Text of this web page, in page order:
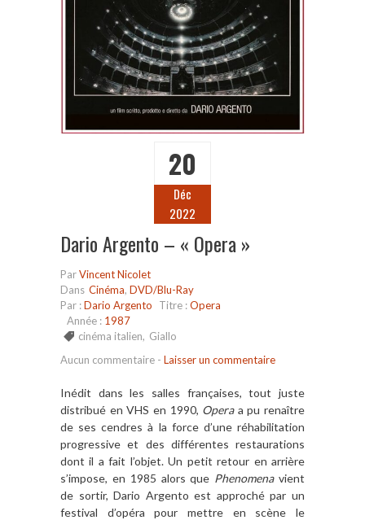
20
Déc
2022
Dario Argento – « Opera »
ParVincent Nicolet
Dans Cinéma, DVD/Blu-Ray
Par :Dario Argento Titre :Opera
Année : 1987
cinéma italien, Giallo
Aucun commentaire - Laisser un commentaire
Inédit dans les salles françaises, tout juste
distribué en VHS en 1990, Operaa pu renaître
de ses cendres à la force d’une réhabilitation
progressive et des différentes restaurations
dont il a fait l’objet. Un petit retour en arrière
s’impose, en 1985 alors que Phenomenavient
de sortir, Dario Argento est approché par un
festival d’opéra pour mettre en scène le